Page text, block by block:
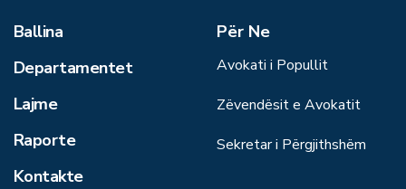
Ballina
Departamentet
Lajme
Raporte
Kontakte
Për Ne
Avokati i Popullit
Zëvendësit e Avokatit
Sekretar i Përgjithshëm